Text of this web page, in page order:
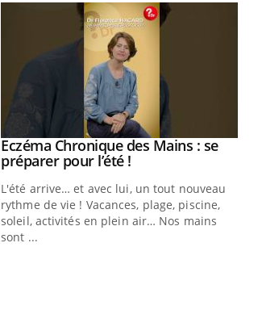
Youtube
Eczéma Chronique des Mains : se
préparer pour l’été !Youtube
L'été arrive… et avec lui, un tout nouveau
rythme de vie ! Vacances, plage, piscine,
soleil, activités en plein air… Nos mains
sont ...